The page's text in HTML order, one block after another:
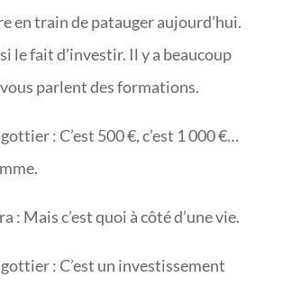
en train de patauger aujourd’hui.
le fait d’investir. Il y a beaucoup
parlent des formations.
: C’est 500 €, c’est 1 000 €…
: Mais c’est quoi à côté d’une vie.
: C’est un investissement